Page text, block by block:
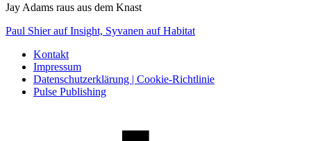
Jay Adams raus aus dem Knast
Paul Shier auf Insight, Syvanen auf Habitat
Kontakt
Impressum
Datenschutzerklärung | Cookie-Richtlinie
Pulse Publishing